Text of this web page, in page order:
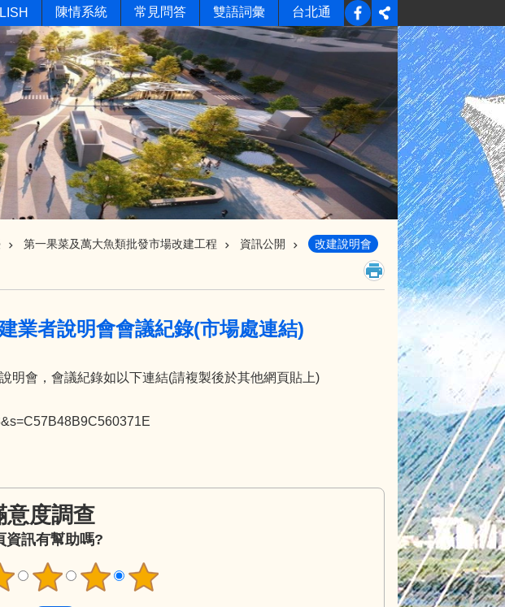
陳情系統 常見問答 雙語詞彙 台北通
第一果菜及萬大魚類批發市場改建工程 資訊公開 改建說明會
業者說明會會議紀錄(市場處連結)
明會，會議紀錄如以下連結(請複製後於其他網頁貼上)
意度調查
資訊有幫助嗎?